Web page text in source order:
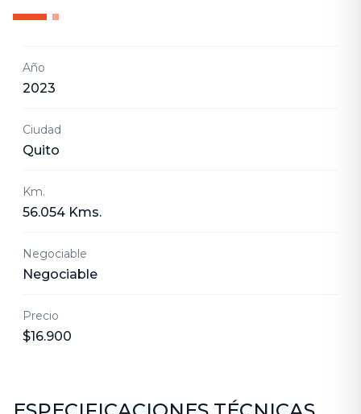
Año
2023
Ciudad
Quito
Km.
56.054 Kms.
Negociable
Negociable
Precio
$16.900